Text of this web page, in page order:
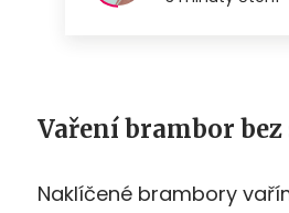
Vaření brambor
Naklíčené brambory